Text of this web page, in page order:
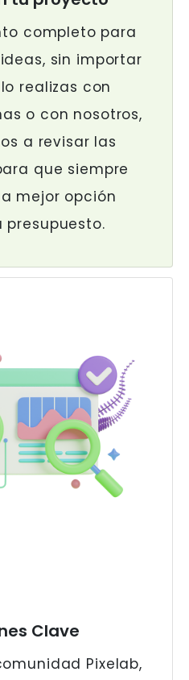
completo para
sin importar
realizas con
o con nosotros,
a revisar las
que siempre
mejor opción
Clave
Pixelab,